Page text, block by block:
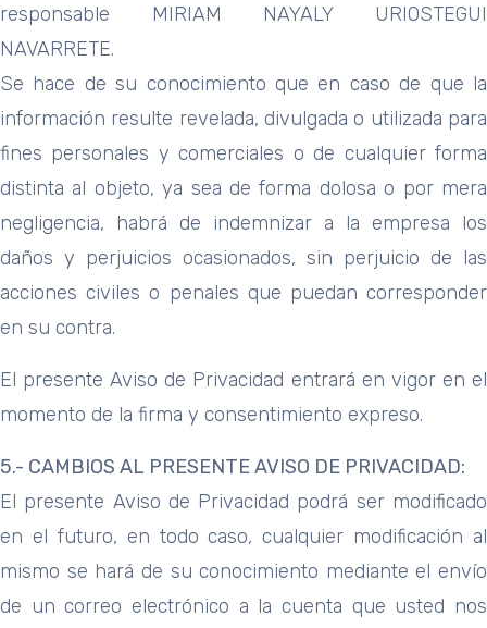
responsable MIRIAM NAYALY URIOSTEGUI
NAVARRETE.
Se hace de su conocimiento que en caso de que la
información resulte revelada, divulgada o utilizada para
fines personales y comerciales o de cualquier forma
distinta al objeto, ya sea de forma dolosa o por mera
negligencia, habrá de indemnizar a la empresa los
daños y perjuicios ocasionados, sin perjuicio de las
acciones civiles o penales que puedan corresponder
en su contra.
El presente Aviso de Privacidad entrará en vigor en el
momento de la firma y consentimiento expreso.
5.- CAMBIOS AL PRESENTE AVISO DE PRIVACIDAD:
El presente Aviso de Privacidad podrá ser modificado
en el futuro, en todo caso, cualquier modificación al
mismo se hará de su conocimiento mediante el envío
de un correo electrónico a la cuenta que usted nos